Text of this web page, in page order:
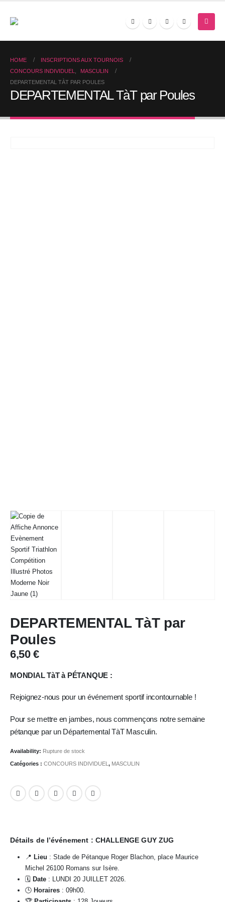
HOME
INSCRIPTIONS AUX TOURNOIS
CONCOURS INDIVIDUEL
MASCULIN
DEPARTEMENTAL TÀT PAR POULES
DEPARTEMENTAL TàT par Poules
DEPARTEMENTAL TàT par
Poules
6,50 €
MONDIAL TàT à PÉTANQUE :
Rejoignez-nous pour un événement sportif incontournable !
Pour se mettre en jambes, nous commençons notre semaine
pétanque par un Départemental TàT Masculin.
Availability: Rupture de stock
Catégories : CONCOURS INDIVIDUEL , MASCULIN
Détails de l’événement : CHALLENGE GUY ZUG
📍 Lieu : Stade de Pétanque Roger Blachon, place Maurice
Michel 26100 Romans sur Isère.
🗓️ Date: LUNDI 20 JUILLET 2026.
🕒 Horaires: 09h00.